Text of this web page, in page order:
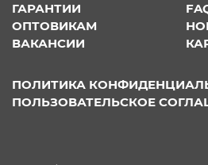
ГАРАНТИИ
ОПТОВИКАМ
ВАКАНСИИ
ПОЛИТИКА
ПОЛЬЗОВАТЕЛЬСКОЕ